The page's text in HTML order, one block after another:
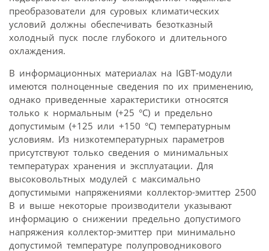
преобразователи для суровых климатических
условий должны обеспечивать безотказный
холодный пуск после глубокого и длительного
охлаждения.
В информационных материалах на IGBT-модули
имеются полноценные сведения по их применению,
однако приведенные характеристики относятся
только к нормальным (+25 °C) и предельно
допустимым (+125 или +150 °C) температурным
условиям. Из низкотемпературных параметров
присутствуют только сведения о минимальных
температурах хранения и эксплуатации. Для
высоковольтных модулей с максимально
допустимыми напряжениями коллектор-эмиттер 2500
В и выше некоторые производители указывают
информацию о снижении предельно допустимого
напряжения коллектор-эмиттер при минимально
допустимой температуре полупроводникового